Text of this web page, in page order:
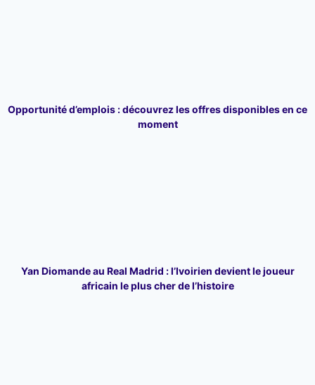
Opportunité d’emplois : découvrez les offres disponibles en ce
moment
Yan Diomande au Real Madrid : l’Ivoirien devient le joueur
africain le plus cher de l’histoire